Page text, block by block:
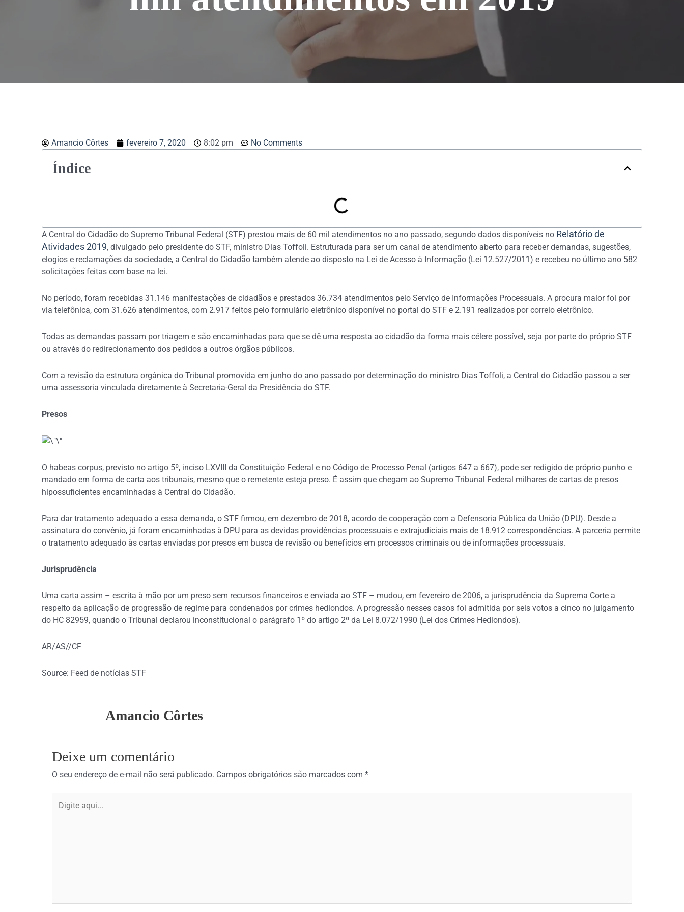
Amancio Côrtes fevereiro 7, 2020 8:02 pm No Comments
Índice
A Central do Cidadão do Supremo Tribunal Federal (STF) prestou mais de 60 mil atendimentos no ano passado, segundo dados disponíveis no Relatório de
Atividades 2019, divulgado pelo presidente do STF, ministro Dias Toffoli. Estruturada para ser um canal de atendimento aberto para receber demandas, sugestões,
elogios e reclamações da sociedade, a Central do Cidadão também atende ao disposto na Lei de Acesso à Informação (Lei 12.527/2011) e recebeu no último ano 582
solicitações feitas com base na lei.
No período, foram recebidas 31.146 manifestações de cidadãos e prestados 36.734 atendimentos pelo Serviço de Informações Processuais. A procura maior foi por
via telefônica, com 31.626 atendimentos, com 2.917 feitos pelo formulário eletrônico disponível no portal do STF e 2.191 realizados por correio eletrônico.
Todas as demandas passam por triagem e são encaminhadas para que se dê uma resposta ao cidadão da forma mais célere possível, seja por parte do próprio STF
ou através do redirecionamento dos pedidos a outros órgãos públicos.
Com a revisão da estrutura orgânica do Tribunal promovida em junho do ano passado por determinação do ministro Dias Toffoli, a Central do Cidadão passou a ser
uma assessoria vinculada diretamente à Secretaria-Geral da Presidência do STF.
Presos
O habeas corpus, previsto no artigo 5º, inciso LXVIII da Constituição Federal e no Código de Processo Penal (artigos 647 a 667), pode ser redigido de próprio punho e
mandado em forma de carta aos tribunais, mesmo que o remetente esteja preso. É assim que chegam ao Supremo Tribunal Federal milhares de cartas de presos
hipossuficientes encaminhadas à Central do Cidadão.
Para dar tratamento adequado a essa demanda, o STF firmou, em dezembro de 2018, acordo de cooperação com a Defensoria Pública da União (DPU). Desde a
assinatura do convênio, já foram encaminhadas à DPU para as devidas providências processuais e extrajudiciais mais de 18.912 correspondências. A parceria permite
o tratamento adequado às cartas enviadas por presos em busca de revisão ou benefícios em processos criminais ou de informações processuais.
Jurisprudência
Uma carta assim – escrita à mão por um preso sem recursos financeiros e enviada ao STF – mudou, em fevereiro de 2006, a jurisprudência da Suprema Corte a
respeito da aplicação de progressão de regime para condenados por crimes hediondos. A progressão nesses casos foi admitida por seis votos a cinco no julgamento
do HC 82959, quando o Tribunal declarou inconstitucional o parágrafo 1º do artigo 2º da Lei 8.072/1990 (Lei dos Crimes Hediondos).
AR/AS//CF
Source: Feed de notícias STF
Amancio Côrtes
Deixe um comentário
O seu endereço de e-mail não será publicado. Campos obrigatórios são marcados com *
aqui...